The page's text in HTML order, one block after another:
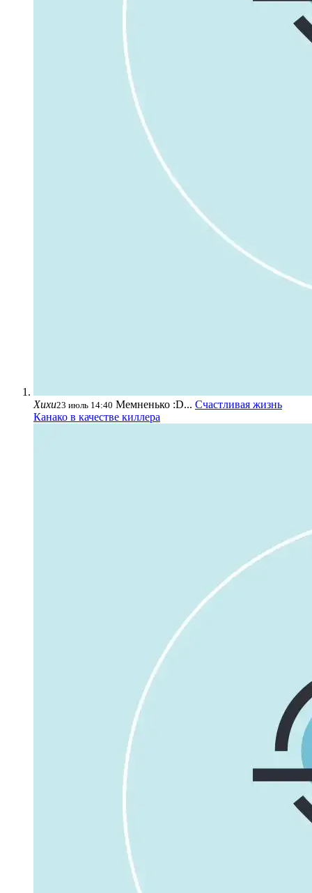
Хихи23 июль 14:40 Мемненько :D... Счастливая жизнь
Канако в качестве киллера